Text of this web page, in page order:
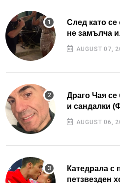
След като се
не замълча
AUGUST 07,
Драго Чая се
и сандалки
AUGUST 06,
Катедрала с
петзвезден